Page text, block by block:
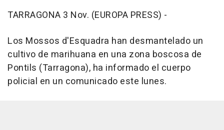
TARRAGONA 3 Nov. (EUROPA PRESS) -
Los Mossos d'Esquadra han desmantelado un
cultivo de marihuana en una zona boscosa de
Pontils (Tarragona), ha informado el cuerpo
policial en un comunicado este lunes.